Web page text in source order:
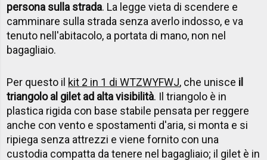
persona sulla strada. La legge vieta di scendere e
camminare sulla strada senza averlo indosso, e va
tenuto nell'abitacolo, a portata di mano, non nel
bagagliaio.
Per questo il kit 2 in 1 di WTZWYFWJ, che unisce il
triangolo al gilet ad alta visibilità. Il triangolo è in
plastica rigida con base stabile pensata per reggere
anche con vento e spostamenti d'aria, si monta e si
ripiega senza attrezzi e viene fornito con una
custodia compatta da tenere nel bagagliaio; il gilet è in